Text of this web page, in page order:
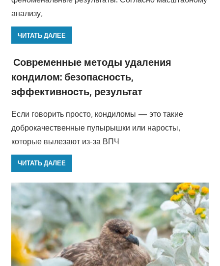
анализу,
ЧИТАТЬ ДАЛЕЕ
Современные методы удаления
кондилом: безопасность,
эффективность, результат
Если говорить просто, кондиломы — это такие
доброкачественные пупырышки или наросты,
которые вылезают из-за ВПЧ
ЧИТАТЬ ДАЛЕЕ